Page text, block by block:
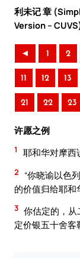
利未记 章
Version –
◄ 1 2
11 12 13
21 22 23
许愿之例
1 耶和华对摩西
2
“你晓谕以色
的价值归给耶和
3 你估定的，
定价银五十舍客